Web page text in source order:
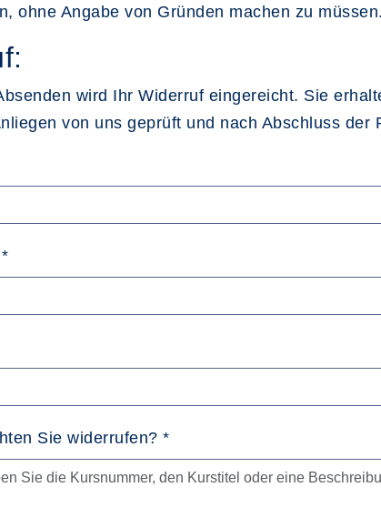
ohne Angabe von Gründen machen zu müssen.
wird Ihr Widerruf eingereicht. Sie
von uns geprüft und nach Abschluss
*
Sie widerrufen? *